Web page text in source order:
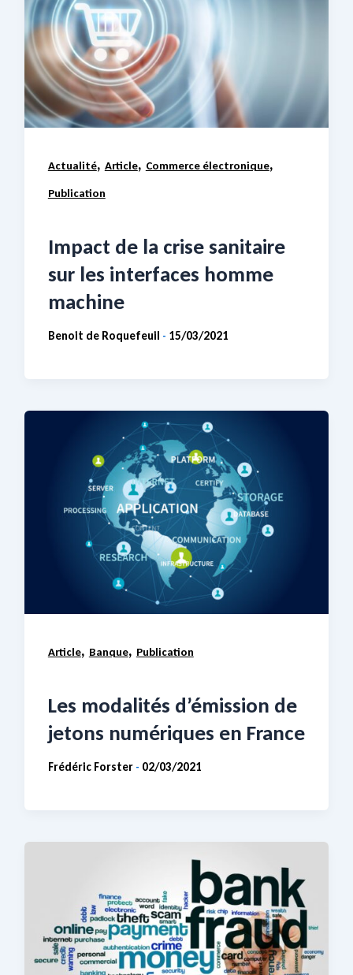
Actualité, Article, Commerce électronique,
Publication
Impact de la crise sanitaire
sur les interfaces homme
machine
Benoit de Roquefeuil - 15/03/2021
Article, Banque, Publication
Les modalités d’émission de
jetons numériques en France
Frédéric Forster - 02/03/2021